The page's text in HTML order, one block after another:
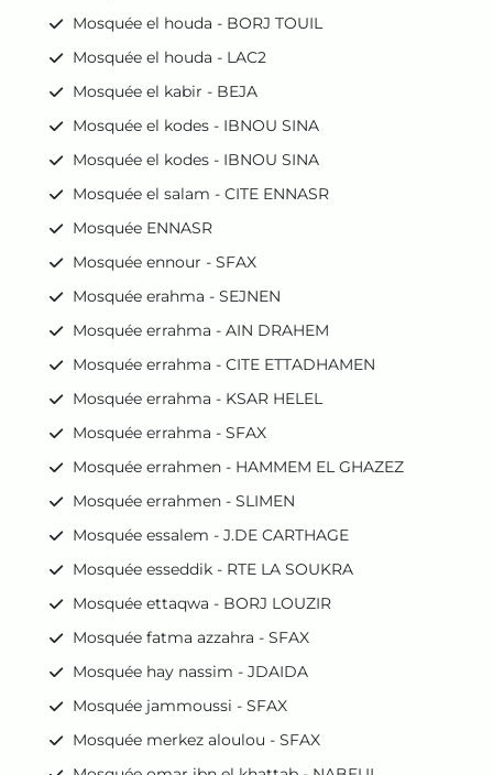
Mosquée el houda - BORJ TOUIL
Mosquée el houda - LAC2
Mosquée el kabir - BEJA
Mosquée el kodes - IBNOU SINA
Mosquée el kodes - IBNOU SINA
Mosquée el salam - CITE ENNASR
Mosquée ENNASR
Mosquée ennour - SFAX
Mosquée erahma - SEJNEN
Mosquée errahma - AIN DRAHEM
Mosquée errahma - CITE ETTADHAMEN
Mosquée errahma - KSAR HELEL
Mosquée errahma - SFAX
Mosquée errahmen - HAMMEM EL GHAZEZ
Mosquée errahmen - SLIMEN
Mosquée essalem - J.DE CARTHAGE
Mosquée esseddik - RTE LA SOUKRA
Mosquée ettaqwa - BORJ LOUZIR
Mosquée fatma azzahra - SFAX
Mosquée hay nassim - JDAIDA
Mosquée jammoussi - SFAX
Mosquée merkez aloulou - SFAX